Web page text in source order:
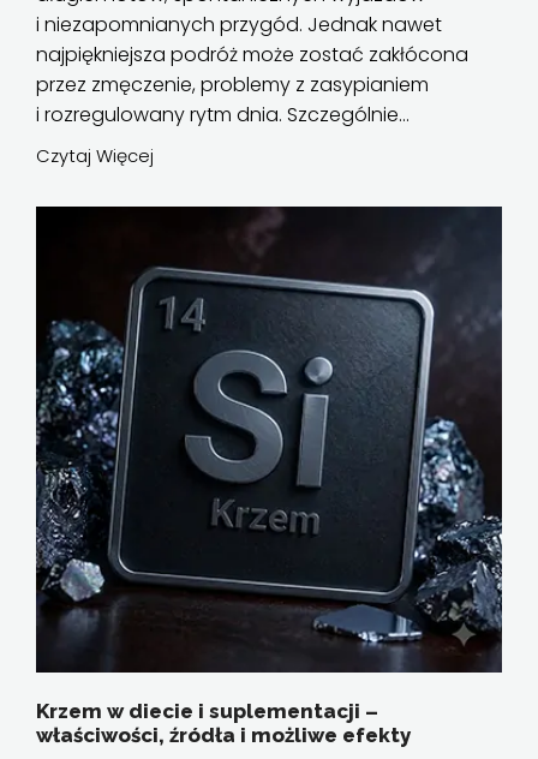
i niezapomnianych przygód. Jednak nawet
najpiękniejsza podróż może zostać zakłócona
przez zmęczenie, problemy z zasypianiem
i rozregulowany rytm dnia. Szczególnie...
Czytaj Więcej
Krzem w diecie i suplementacji –
właściwości, źródła i możliwe efekty